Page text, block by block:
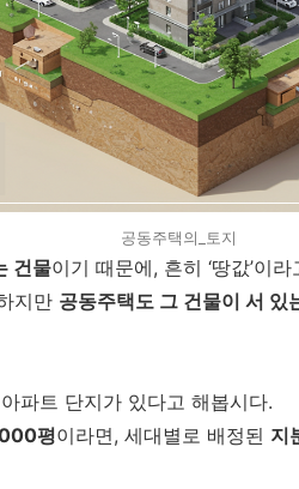
공동주택의_토지
건물이기 때문에, 흔히 ‘땅값’이
지만 공동주택도 그 건물이 서 있
파트 단지가 있다고 해봅시다.
평이라면, 세대별로 배정된 지